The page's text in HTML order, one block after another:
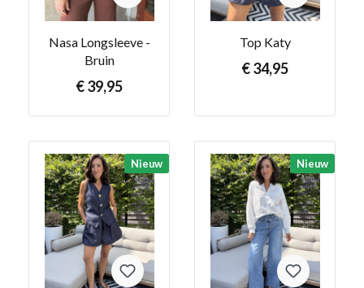
Nasa Longsleeve -
Bruin
€ 39,95
Top Katy
€ 34,95
Nieuw Nieuw